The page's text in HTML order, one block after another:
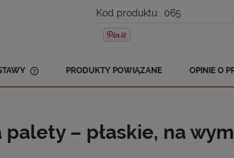
Kod produktu: 065
PRODUKTY POWIĄZANE OPINIE O
– płaskie, na